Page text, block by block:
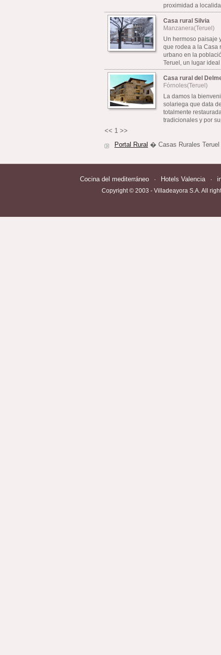
proximidad a
Casa rural Silvia
Manzanera(Teruel)
Un hermoso paisaje
que rodea a la Casa
urbano en la
Teruel, un lugar ideal
Casa rural del
Fórnoles(Teruel)
La damos la
solariega que data
totalmente
tradicionales y por
<< 1 >>
Portal Rural � Casas Rurales Teruel
Cocina del mediterráneo · Hotels Valencia ·
Copyright © 2003 - Villadeayora S.A. All